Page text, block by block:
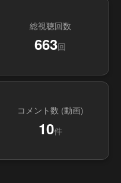
総視聴回数
663回
コメント数 (動画)
10件